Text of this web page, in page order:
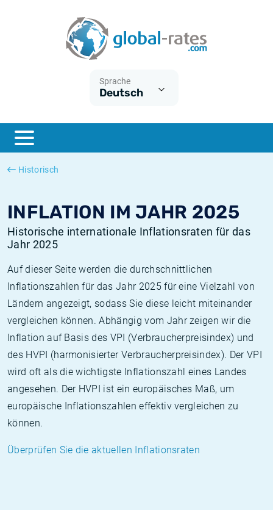
Sprache
Deutsch
Historisch
INFLATION IM JAHR 2025
Historische internationale Inflationsraten für das
Jahr 2025
Auf dieser Seite werden die durchschnittlichen
Inflationszahlen für das Jahr 2025 für eine Vielzahl von
Ländern angezeigt, sodass Sie diese leicht miteinander
vergleichen können. Abhängig vom Jahr zeigen wir die
Inflation auf Basis des VPI (Verbraucherpreisindex) und
des HVPI (harmonisierter Verbraucherpreisindex). Der VPI
wird oft als die wichtigste Inflationszahl eines Landes
angesehen. Der HVPI ist ein europäisches Maß, um
europäische Inflationszahlen effektiv vergleichen zu
können.
Überprüfen Sie die aktuellen Inflationsraten
ESTER
SONIA
Was ist die VPI-Inflation?
Was ist die HVPI-Inflation?
Deutsche inflation
Europäische inflation
Historische Euribor-Sätze
Historische ESTER-Sätze
Historische SOFR-Sätze
Historische SONIA-Sätze
Inflationsrechner